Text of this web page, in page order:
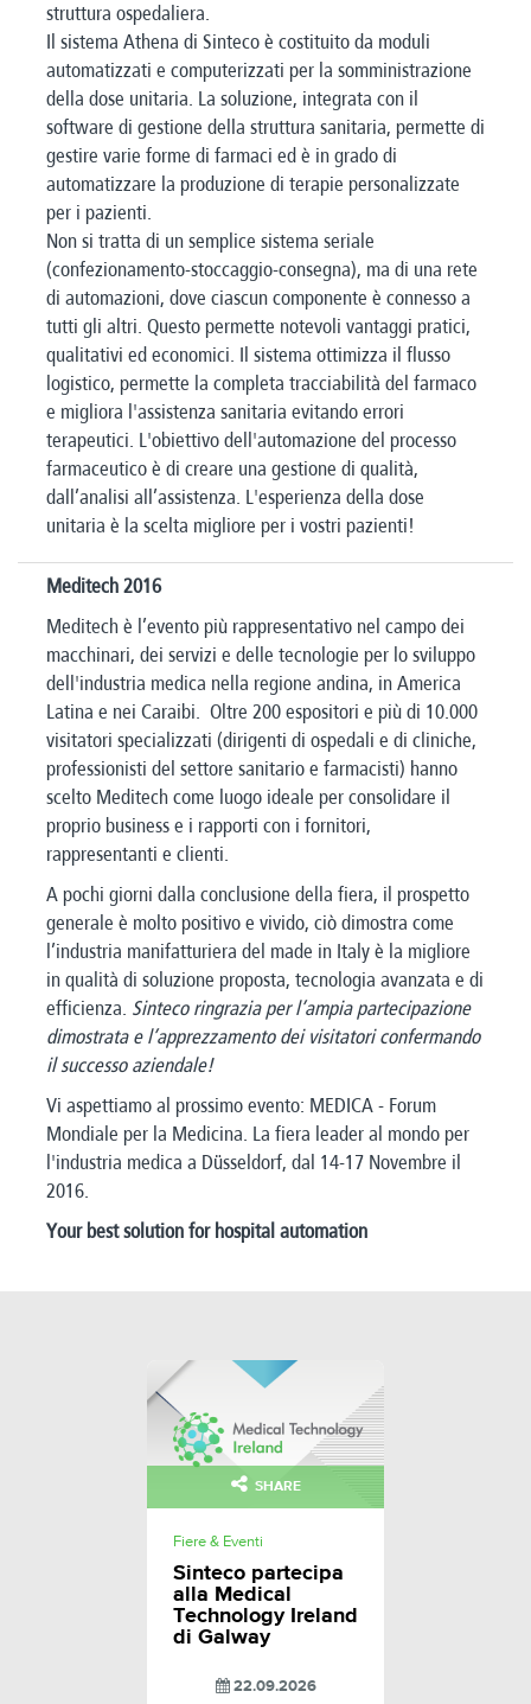
struttura ospedaliera.
Il sistema Athena di Sinteco è costituito da moduli
automatizzati e computerizzati per la somministrazione
della dose unitaria. La soluzione, integrata con il
software di gestione della struttura sanitaria, permette di
gestire varie forme di farmaci ed è in grado di
automatizzare la produzione di terapie personalizzate
per i pazienti.
Non si tratta di un semplice sistema seriale
(confezionamento-stoccaggio-consegna), ma di una rete
di automazioni, dove ciascun componente è connesso a
tutti gli altri. Questo permette notevoli vantaggi pratici,
qualitativi ed economici. Il sistema ottimizza il flusso
logistico, permette la completa tracciabilità del farmaco
e migliora l'assistenza sanitaria evitando errori
terapeutici. L'obiettivo dell'automazione del processo
farmaceutico è di creare una gestione di qualità,
dall’analisi all’assistenza. L'esperienza della dose
unitaria è la scelta migliore per i vostri pazienti!
Meditech 2016
Meditech è l’evento più rappresentativo nel campo dei
macchinari, dei servizi e delle tecnologie per lo sviluppo
dell'industria medica nella regione andina, in America
Latina e nei Caraibi. Oltre 200 espositori e più di 10.000
visitatori specializzati (dirigenti di ospedali e di cliniche,
professionisti del settore sanitario e farmacisti) hanno
scelto Meditech come luogo ideale per consolidare il
proprio business e i rapporti con i fornitori,
rappresentanti e clienti.
A pochi giorni dalla conclusione della fiera, il prospetto
generale è molto positivo e vivido, ciò dimostra come
l’industria manifatturiera del made in Italy è la migliore
in qualità di soluzione proposta, tecnologia avanzata e di
efficienza. Sinteco ringrazia per l’ampia partecipazione
dimostrata e l’apprezzamento dei visitatori confermando
il successo aziendale!
Vi aspettiamo al prossimo evento: MEDICA - Forum
Mondiale per la Medicina. La fiera leader al mondo per
l'industria medica a Düsseldorf, dal 14-17 Novembre il
2016.
Your best solution for hospital automation
SHARE
Fiere & Eventi
Sinteco partecipa
alla Medical
Technology Ireland
di Galway
22.09.2026